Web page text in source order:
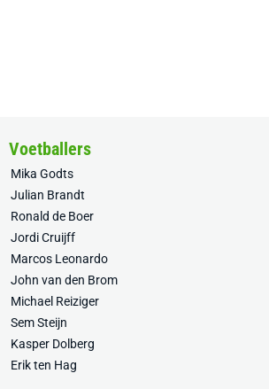
Voetballers
Mika Godts
Julian Brandt
Ronald de Boer
Jordi Cruijff
Marcos Leonardo
John van den Brom
Michael Reiziger
Sem Steijn
Kasper Dolberg
Erik ten Hag